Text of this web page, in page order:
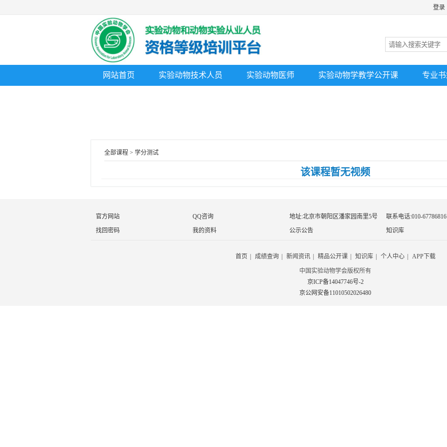
登录
网站首页 实验动物技术人员 实验动物医师 实验动物学教学公开课 专业
全部课程 > 学分测试
该课程暂无视频
官方网站 QQ咨询 地址:北京市朝阳区潘家园南里5号
联系电话:010-67786816
找回密码
我的资料 公示公告 知识库
首页 成绩查询 新闻资讯 精品公开课 知识库 个人中心 APP下载
中国实验动物学会版权所有
京ICP备14047746号-2
京公网安备11010502026480